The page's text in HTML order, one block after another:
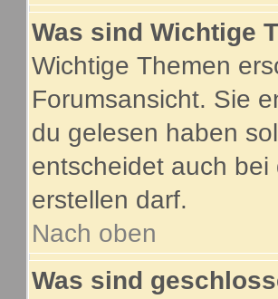
Was sind Wichtige
Wichtige Themen
Forumsansicht. Sie
du gelesen haben
entscheidet auch bei
erstellen darf.
Nach oben
Was sind